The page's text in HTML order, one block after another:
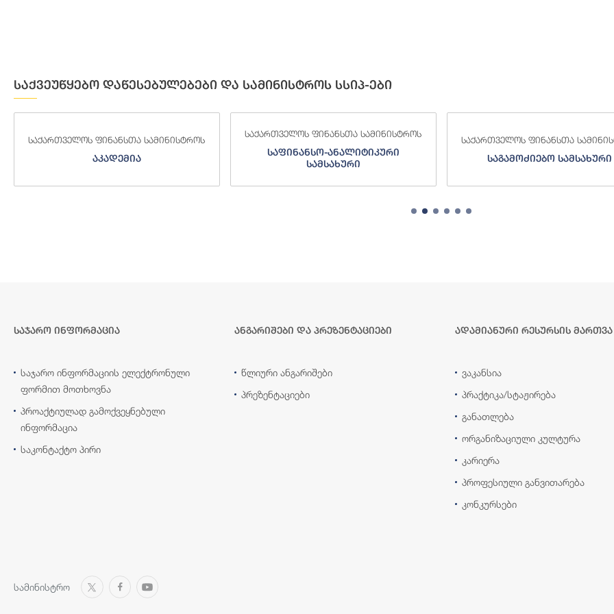
საქვეუწყებო დაწესებულებები და სამინისტროს სსიპ-ები
საფინანსო-ანალიტიკური
სამსახური
საქართველოს ფინანსთა სამინისტროს
საგამოძიებო სამსახური
საქართველოს ფინანსთა
შემოსავლების სამსახური
საჯარო ინფორმაცია
საჯარო ინფორმაციის ელექტრონული
ფორმით მოთხოვნა
პროაქტიულად გამოქვეყნებული
ინფორმაცია
საკონტაქტო პირი
ანგარიშები და პრეზენტაციები
წლიური ანგარიშები
პრეზენტაციები
ადამიანური რესურსის მართვა
ვაკანსია
პრაქტიკა/სტაჟირება
განათლება
ორგანიზაციული კულტურა
კარიერა
პროფესიული განვითარება
კონკურსები
სამინისტრო